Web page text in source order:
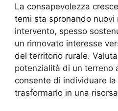
La consapevolezza
temi sta spronando
intervento, spesso
un rinnovato interesse
del territorio rurale.
potenzialità di un terreno
consente di individuare
trasformarlo in una